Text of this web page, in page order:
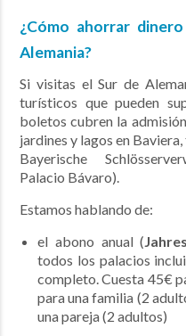
¿Cómo ahorrar
Alemania?
Si visitas el Sur de
turísticos que pueden
boletos cubren la
jardines y lagos en
Bayerische
Palacio Bávaro).
Estamos hablando de:
el abono anual (
todos los palacios
completo. Cuesta 45€
para una familia (2
una pareja (2 adultos)